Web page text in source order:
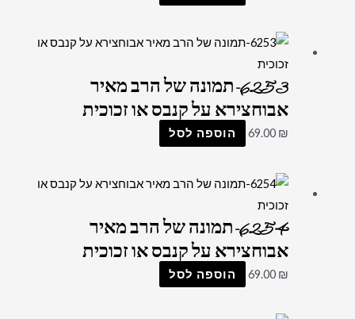
6253-תמונה של הרב מאיר
אבוחצירא על קנבס או זכוכית
69.00 ₪ הוספה לסל
6254-תמונה של הרב מאיר
אבוחצירא על קנבס או זכוכית
69.00 ₪ הוספה לסל